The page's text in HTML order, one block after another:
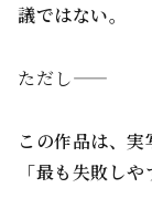
議ではない。
ただし——
この作品は、実
「最も失敗し